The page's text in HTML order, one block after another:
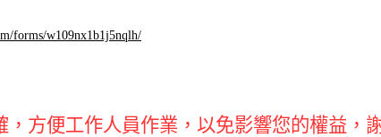
forms/w109nx1b1j5nqlh/
方便工作人員作業，以免影響您的權益，